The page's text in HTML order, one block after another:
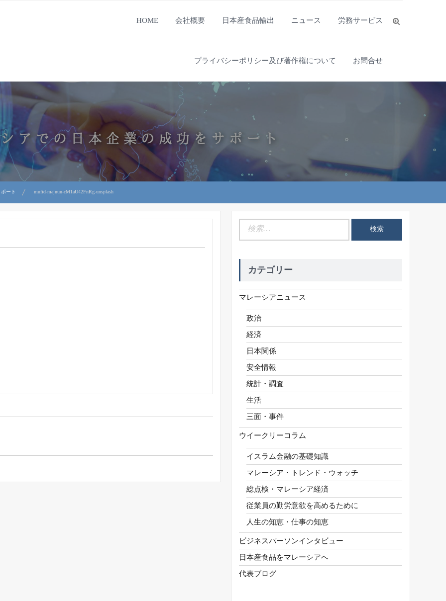
HOME 会社概要 日本産食品輸出 ニュース 労務サービス
プライバシーポリシー及び著作権について お問合せ
ート mufid-majnun-cM1aU42FnRg-unsplash
カテゴリー
マレーシアニュース
政治
経済
日本関係
安全情報
統計・調査
生活
三面・事件
ウイークリーコラム
イスラム金融の基礎知識
マレーシア・トレンド・ウォッチ
総点検・マレーシア経済
従業員の勤労意欲を高めるために
人生の知恵・仕事の知恵
ビジネスパーソンインタビュー
日本産食品をマレーシアへ
代表ブログ